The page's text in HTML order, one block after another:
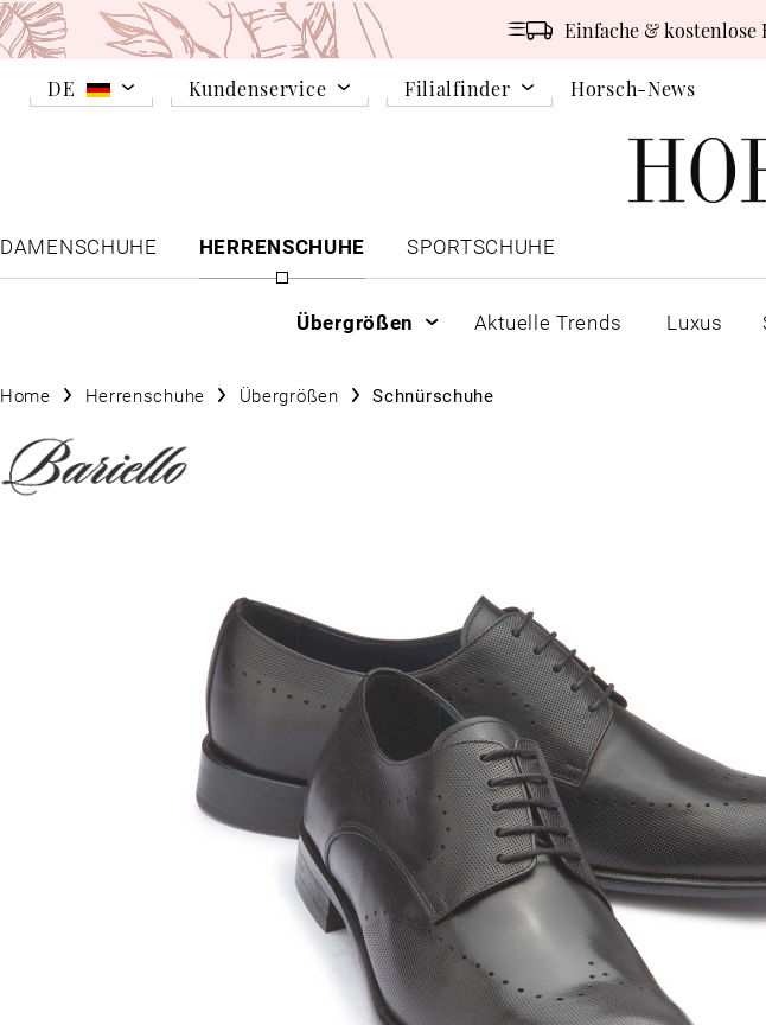
Einfache & kostenlose
DE Kundenservice Filialfinder Horsch-News
DAMENSCHUHE
HERRENSCHUHE SPORTSCHUHE
Übergrößen Aktuelle Trends Luxus
Home Herrenschuhe Übergrößen Schnürschuhe